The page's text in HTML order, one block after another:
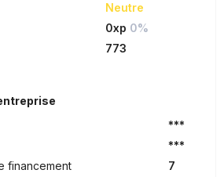
Neutre
0xp 0%
773
***
***
financement
7